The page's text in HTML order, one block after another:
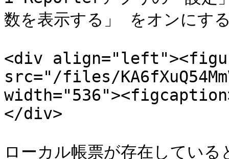
数を表示する」 をオンにす
<div
src="/files/
</div>
ローカル帳票が存在してい